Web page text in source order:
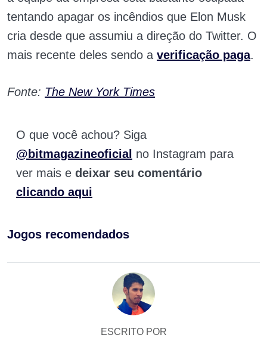
tentando apagar os incêndios que Elon Musk
cria desde que assumiu a direção do Twitter. O
mais recente deles sendo a verificação paga.
Fonte: The New York Times
O que você achou? Siga
@bitmagazineoficial no Instagram para
ver mais e deixar seu comentário
clicando aqui
Jogos recomendados
ESCRITO POR